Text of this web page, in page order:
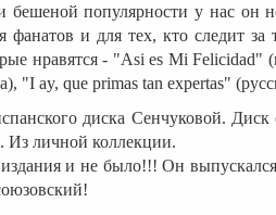
бешеной популярности у нас он
фанатов и для тех, кто следит
нравятся - "Asi es Mi Felicidad"
"I ay, que primas tan expertas"
диска Сенчуковой.
Из личной коллекции.
издания и не было!!! Он